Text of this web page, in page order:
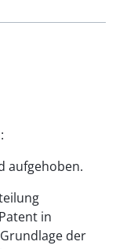
aufgehoben.
in
der